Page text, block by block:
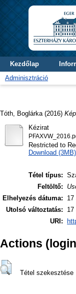
Kezdőlap
Adminisztráció
Tóth, Boglárka (2016)
Kézirat
Restricted to
Download (3MB)
Tétel típus:
Feltöltő:
Elhelyezés dátuma:
17
Utolsó változtatás:
17
URI:
Actions
Tétel szekesztése